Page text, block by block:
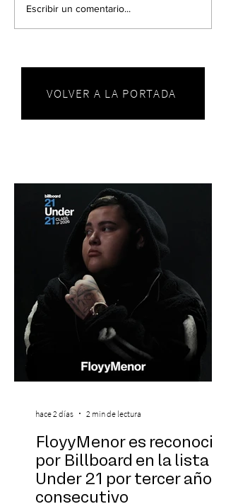
Escribir un comentario...
VOLVER A LA PORTADA
FloyyMenor es reconocido
por Billboard en la lista 21
Under 21 por tercer año
consecutivo
hace 2 días 2 min de lectura